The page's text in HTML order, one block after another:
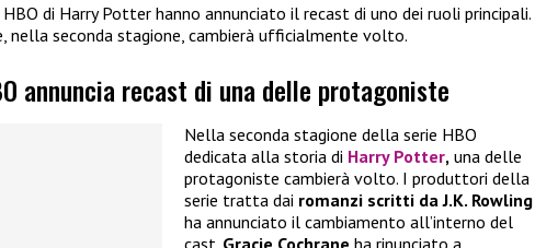
di Harry Potter hanno annunciato il recast di uno dei ruoli principali.
nella seconda stagione, cambierà ufficialmente volto.
annuncia recast di una delle protagoniste
Nella seconda stagione della serie HBO
dedicata alla storia di Harry Potter, una delle
protagoniste cambierà volto. I produttori della
serie tratta dai romanzi scritti da J.K. Rowling
ha annunciato il cambiamento all’interno del